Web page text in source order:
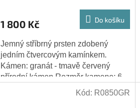
1 800 Kč Do košíku
Jemný stříbrný prsten zdobený
jedním čtvercovým kamínkem.
Kámen: granát - tmavě červený
přírodní kámen Rozměr kamene: 6
mm x 6 mm Hmotnost: 3,0 g Ryzost
Kód: R0850GR